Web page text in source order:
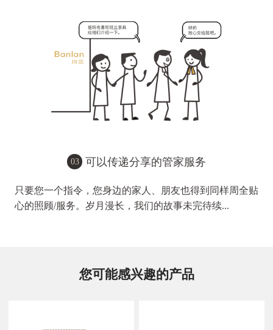
03 可以传递分享的管家服务
只要您一个指令，您身边的家人、朋友也得到同样周全贴
心的照顾/服务。岁月漫长，我们的故事未完待续...
您可能感兴趣的产品